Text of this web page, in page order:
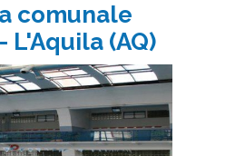
comunale
- L'Aquila (AQ)